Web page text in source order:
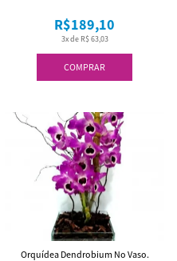
COMPRAR
3x de R$ 63,03
R$189,10
Orquídea Dendrobium No Vaso.